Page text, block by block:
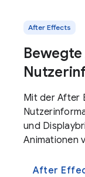
After Effects
Mit der After
und
Animationen
After